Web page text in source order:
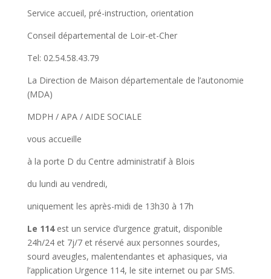
Service accueil, pré-instruction, orientation
Conseil départemental de Loir-et-Cher
Tel: 02.54.58.43.79
La Direction de Maison départementale de l’autonomie
(MDA)
MDPH / APA / AIDE SOCIALE
vous accueille
à la porte D du Centre administratif à Blois
du lundi au vendredi,
uniquement les après-midi de 13h30 à 17h
Le 114est un service d’urgence gratuit, disponible
24h/24 et 7j/7 et réservé aux personnes sourdes,
sourd aveugles, malentendantes et aphasiques, via
l’application Urgence 114, le site internet ou par SMS.